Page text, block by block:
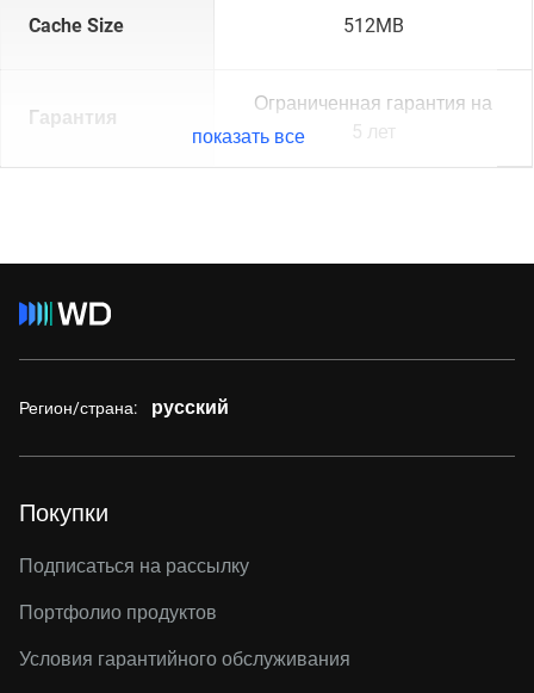
Cache Size 512MB
Гарантия
Ограниченная гарантия на
5 лет
показать все
Регион/страна: русский
Покупки
Подписаться на рассылку
Портфолио продуктов
Условия гарантийного обслуживания